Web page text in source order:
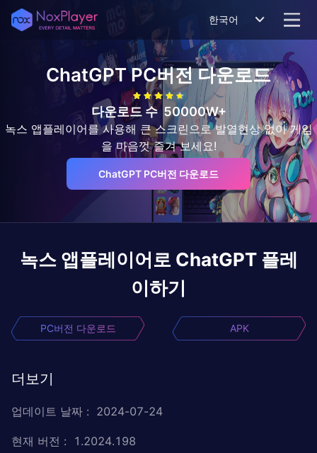
한국어
ChatGPTPC버전 다운로드
다운로드 수 50000W+
녹스 앱플레이어를 사용해 큰 스크린으로 발열현상 없이 게임
을 마음껏 즐겨 보세요!
ChatGPT PC버전 다운로드
녹스 앱플레이어로 ChatGPT 플레
이하기
PC버전 다운로드 APK
더보기
업데이트 날짜 : 2024-07-24
현재 버전 : 1.2024.198